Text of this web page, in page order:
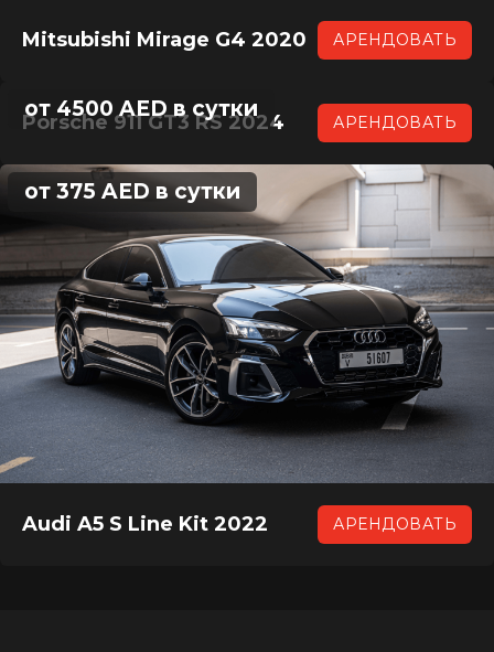
Mitsubishi Mirage G4 2020 АРЕНДОВАТЬ
Porsche 911 GT3 RS 2024 АРЕНДОВАТЬ
от 4500 AED в сутки
Audi A5 S Line Kit 2022 АРЕНДОВАТЬ
от 375 AED в сутки